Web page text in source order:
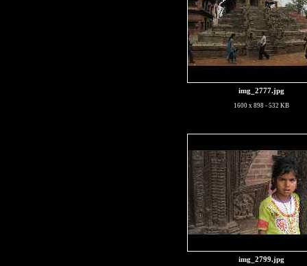
img_2777.jpg
1600 x 898 - 532 KB
img_2799.jpg